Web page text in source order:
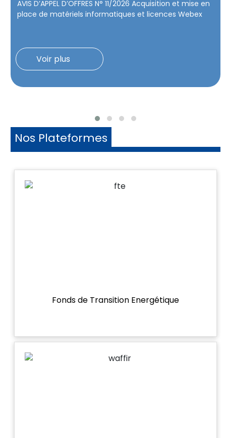
AVIS D’APPEL D’OFFRES N° 11/2026 Acquisition et mise en
place de matériels informatiques et licences Webex
Voir plus
Nos Plateformes
Fonds de Transition Energétique